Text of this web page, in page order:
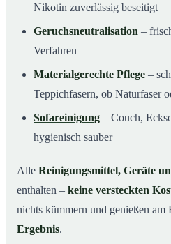
Nikotin zuverlässig beseitigt
Geruchsneutralisation –
Verfahren
Materialgerechte Pflege –
Teppichfasern, ob Naturfaser
Sofareinigung – Couch,
hygienisch sauber
Alle Reinigungsmittel, Geräte
enthalten – keine versteckten
nichts kümmern und genießen am
Ergebnis.